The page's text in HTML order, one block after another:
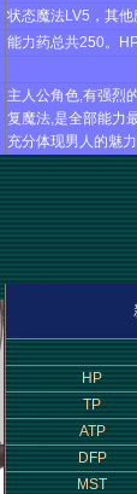
状态魔法LV5，其
能力药总共250。
主人公角色,有强烈
复魔法,是全部能力
充分体现男人的魅力
HP
TP
ATP
DFP
MST